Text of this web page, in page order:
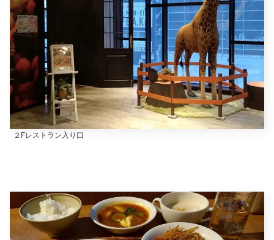
２Fレストラン入り口